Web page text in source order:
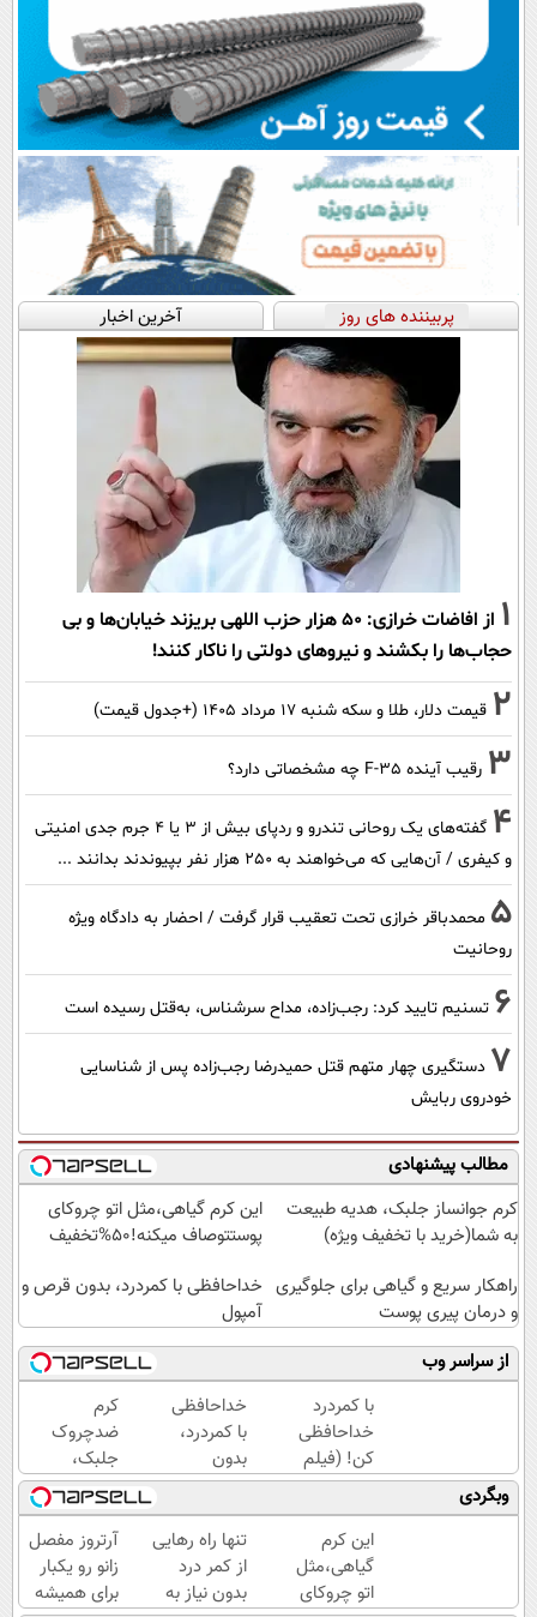
پربیننده های روز آخرین اخبار
1
از افاضات خرازی: ۵۰ هزار حزب اللهی بریزند خیابان‌ها و بی
حجاب‌ها را بکشند و نیرو‌های دولتی را ناکار کنند!
2 قیمت دلار، طلا و سکه شنبه ۱۷ مرداد ۱۴۰۵ (+جدول قیمت)
3 رقیب آینده F-35 چه مشخصاتی دارد؟
4
گفته‌های یک روحانی تندرو و ردپای بیش از ۳ یا ۴ جرم جدی امنیتی
و کیفری / آن‌هایی که می‌خواهند به ۲۵۰ هزار نفر بپیوندند بدانند ...
5 محمدباقر خرازی تحت تعقیب قرار گرفت / احضار به دادگاه ویژه
روحانیت
6 تسنیم تایید کرد: رجب‌زاده، مداح سرشناس، به‌قتل رسیده است
7 دستگیری چهار متهم قتل حمیدرضا رجب‌زاده پس از شناسایی
خودروی ربایش
مطالب پیشنهادی
کرم جوانساز جلبک، هدیه طبیعت
به شما(خرید با تخفیف ویژه)
این کرم گیاهی،مثل اتو چروکای
پوستتوصاف میکنه!50%تخفیف
راهکار سریع و گیاهی برای جلوگیری
و درمان پیری پوست
خداحافظی با کمردرد، بدون قرص و
آمپول
از سراسر وب
با کمردرد
خداحافظی
کن! (فیلم
و ببین ◀
پرسش‌نامه
رو پرکن)
خداحافظی
با کمردرد،
بدون
قرص و
آمپول
کرم
ضدچروک
جلبک،
جوانسازی
طبیعی
پوست
شما40%تخفیف
وبگردی
این کرم
گیاهی،مثل
اتو چروکای
تنها راه رهایی
از کمر درد
بدون نیاز به
آرتروز مفصل
زانو رو یکبار
برای همیشه